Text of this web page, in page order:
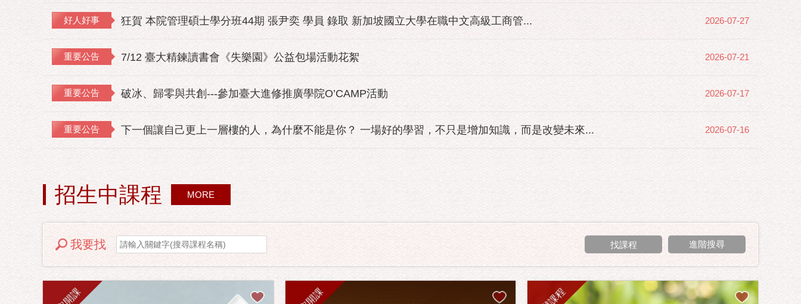
好人好事 狂賀 本院管理碩士學分班44期 張尹奕 學員 錄取 新加坡國立大學在職中文高級工商管... 2026-07-27
重要公告 7/12 臺大精鍊讀書會《失樂園》公益包場活動花絮 2026-07-21
重要公告 破冰、歸零與共創---參加臺大進修推廣學院O’CAMP活動 2026-07-17
重要公告 下一個讓自己更上一層樓的人，為什麼不能是你？ 一場好的學習，不只是增加知識，而是改變未來... 2026-07-16
招生中課程 MORE
我要找 進階搜尋